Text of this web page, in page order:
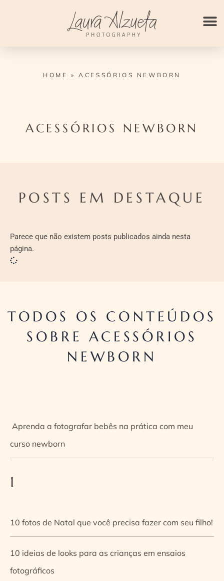
HOME »ACESSÓRIOS NEWBORN
ACESSÓRIOS NEWBORN
POSTS EM DESTAQUE
Parece que não existem posts publicados ainda nesta
página.
TODOS OS CONTEÚDOS
SOBRE ACESSÓRIOS
NEWBORN
Aprenda a fotografar bebês na prática com meu
curso newborn
1
10 fotos de Natal que você precisa fazer com seu filho!
10 ideias de looks para as crianças em ensaios
fotográficos